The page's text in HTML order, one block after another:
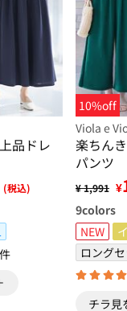
品ドレ
(税込)
10%off
Viola e
楽ちん
パンツ
¥ 1,991 ¥
9colors
NEW
ロング
チラ見